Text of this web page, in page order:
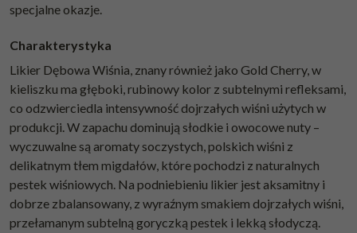
specjalne okazje.
Charakterystyka
Likier Dębowa Wiśnia, znany również jako Gold Cherry, w
kieliszku ma głęboki, rubinowy kolor z subtelnymi refleksami,
co odzwierciedla intensywność dojrzałych wiśni użytych w
produkcji. W zapachu dominują słodkie i owocowe nuty –
wyczuwalne są aromaty soczystych, polskich wiśni z
delikatnym tłem migdałów, które pochodzi z naturalnych
pestek wiśniowych. Na podniebieniu likier jest aksamitny i
dobrze zbalansowany, z wyraźnym smakiem dojrzałych wiśni,
przełamanym subtelną goryczką pestek i lekką słodyczą.